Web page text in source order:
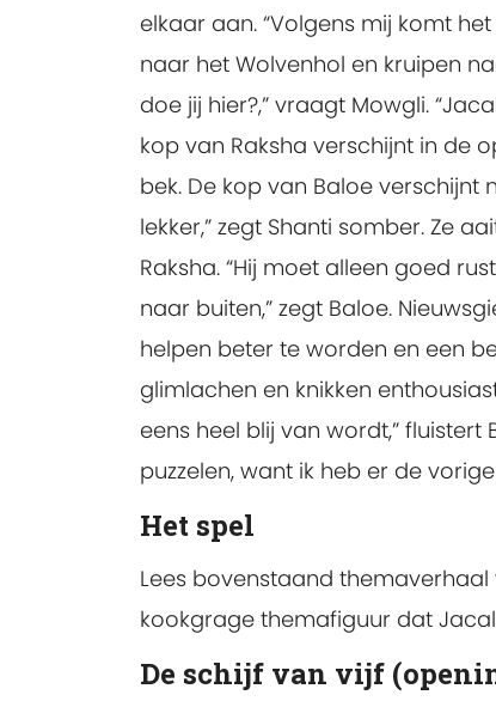
elkaar aan. “Volgens mij komt
naar het Wolvenhol en kruipen
doe jij hier?,” vraagt Mowgli.
kop van Raksha verschijnt in de
bek. De kop van Baloe verschijnt
lekker,” zegt Shanti somber. Ze
Raksha. “Hij moet alleen goed
naar buiten,” zegt Baloe.
helpen beter te worden en een
glimlachen en knikken
eens heel blij van wordt,”
puzzelen, want ik heb er de
Het spel
Lees bovenstaand
kookgrage themafiguur dat
De schijf van vijf